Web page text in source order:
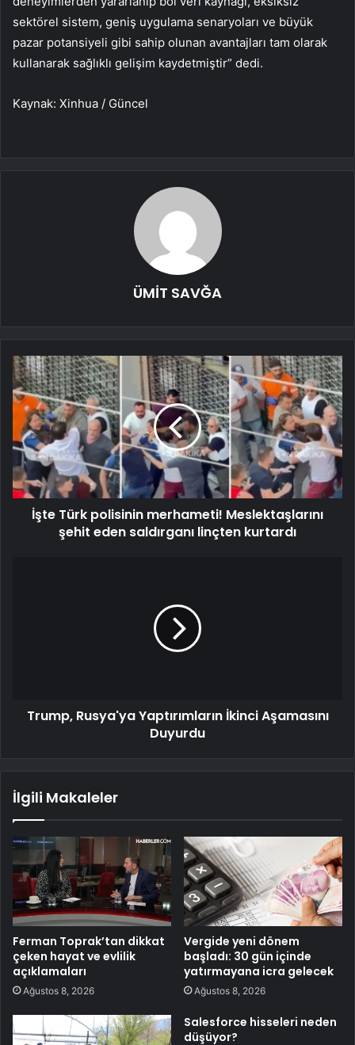
sektörel sistem, geniş uygulama senaryoları ve büyük
pazar potansiyeli gibi sahip olunan avantajları tam olarak
kullanarak sağlıklı gelişim kaydetmiştir” dedi.
Kaynak: Xinhua / Güncel
ÜMİT SAVĞA
İşte Türk polisinin merhameti! Meslektaşlarını
şehit eden saldırganı linçten kurtardı
Trump, Rusya'ya Yaptırımların İkinci Aşamasını
Duyurdu
İlgili Makaleler
Ferman Toprak’tan dikkat
çeken hayat ve evlilik
açıklamaları
Ağustos 8, 2026
Vergide yeni dönem
başladı: 30 gün içinde
yatırmayana icra gelecek
Ağustos 8, 2026
Salesforce hisseleri neden
düşüyor?